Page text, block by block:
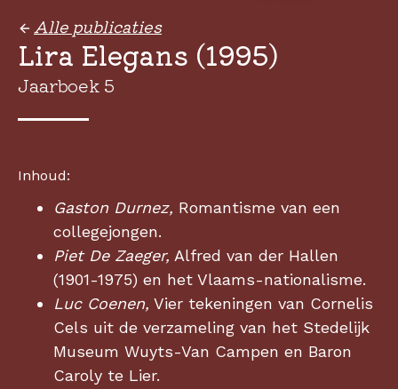
Alle publicaties
Lira Elegans (1995)
Jaarboek 5
Inhoud:
Gaston Durnez, Romantisme van een
collegejongen.
Piet De Zaeger, Alfred van der Hallen
(1901-1975) en het Vlaams-nationalisme.
Luc Coenen, Vier tekeningen van Cornelis
Cels uit de verzameling van het Stedelijk
Museum Wuyts-Van Campen en Baron
Caroly te Lier.